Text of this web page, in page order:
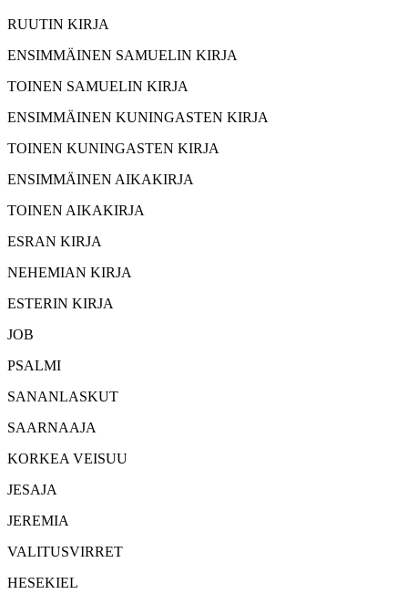
RUUTIN KIRJA
ENSIMMÄINEN SAMUELIN KIRJA
TOINEN SAMUELIN KIRJA
ENSIMMÄINEN KUNINGASTEN KIRJA
TOINEN KUNINGASTEN KIRJA
ENSIMMÄINEN AIKAKIRJA
TOINEN AIKAKIRJA
ESRAN KIRJA
NEHEMIAN KIRJA
ESTERIN KIRJA
JOB
PSALMI
SANANLASKUT
SAARNAAJA
KORKEA VEISUU
JESAJA
JEREMIA
VALITUSVIRRET
HESEKIEL